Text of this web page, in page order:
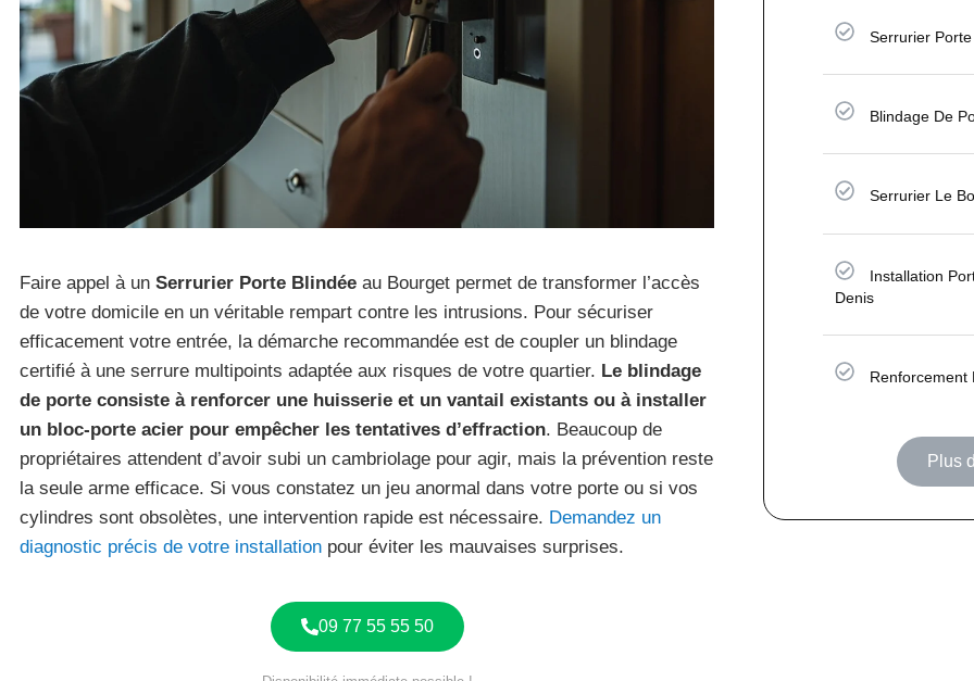
Faire appel à un Serrurier Porte Blindée au Bourget permet de transformer l’accès
de votre domicile en un véritable rempart contre les intrusions. Pour sécuriser
efficacement votre entrée, la démarche recommandée est de coupler un blindage
certifié à une serrure multipoints adaptée aux risques de votre quartier. Le blindage
de porte consiste à renforcer une huisserie et un vantail existants ou à installer
un bloc-porte acier pour empêcher les tentatives d’effraction. Beaucoup de
propriétaires attendent d’avoir subi un cambriolage pour agir, mais la prévention reste
la seule arme efficace. Si vous constatez un jeu anormal dans votre porte ou si vos
cylindres sont obsolètes, une intervention rapide est nécessaire. Demandez un
diagnostic précis de votre installation pour éviter les mauvaises surprises.
09 77 55 55 50
Serrurier
Blindage De
Serrurier Le
Installation
Denis
Renforcement
Plus